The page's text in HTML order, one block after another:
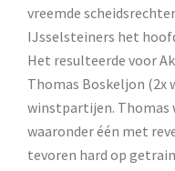
vreemde
IJsselsteiners het
Het resulteerde voor
Thomas Boskeljon (2x
winstpartijen. Thomas
waaronder één met
tevoren hard op